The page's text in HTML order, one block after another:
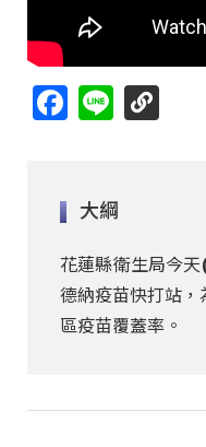
Facebook
Line
大綱
花蓮縣衛生局今
德納疫苗快打站，
區疫苗覆蓋率。